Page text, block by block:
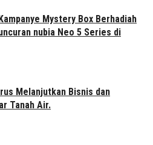
Mystery Box Berhadiah
nubia Neo 5 Series di
Melanjutkan Bisnis dan
Tanah Air.